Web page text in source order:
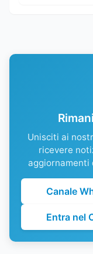
Unisciti ai
ricevere
aggiornamenti
Canale
Entra nel